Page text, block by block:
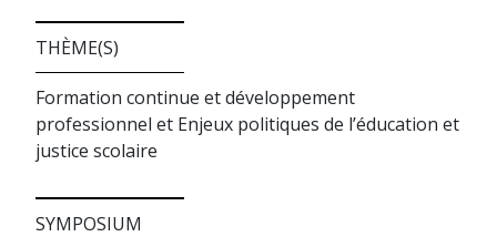
THÈME(S)
Formation continue et développement
professionnel et Enjeux politiques de l’éducation et
justice scolaire
SYMPOSIUM